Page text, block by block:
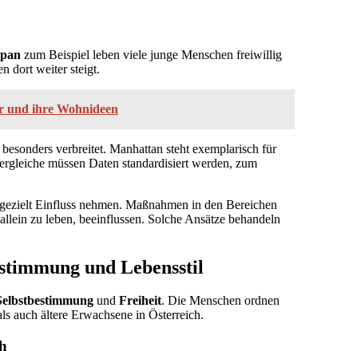
zum Beispiel leben viele junge Menschen freiwillig
dort weiter steigt.
und ihre Wohnideen
verbreitet. Manhattan steht exemplarisch für
müssen Daten standardisiert werden, zum
Einfluss nehmen. Maßnahmen in den Bereichen
zu leben, beeinflussen. Solche Ansätze behandeln
und Lebensstil
und Freiheit. Die Menschen ordnen
auch ältere Erwachsene in Österreich.